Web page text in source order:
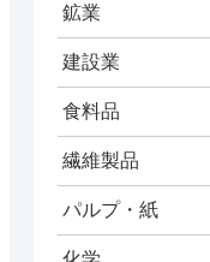
鉱業
建設業
食料品
繊維製品
パルプ・紙